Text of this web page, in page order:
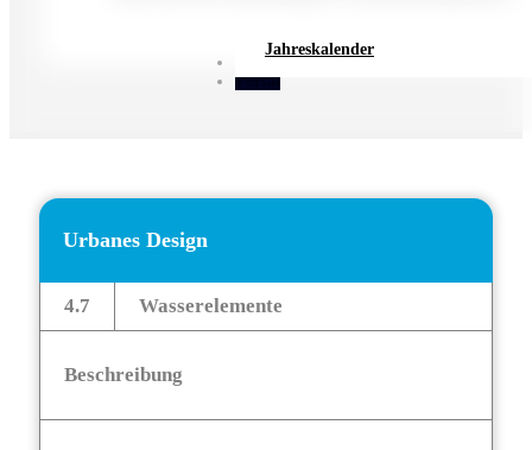
Jahreskalender
Whitepaper
Portal
Urbanes Design
4.7 Wasserelemente
Beschreibung